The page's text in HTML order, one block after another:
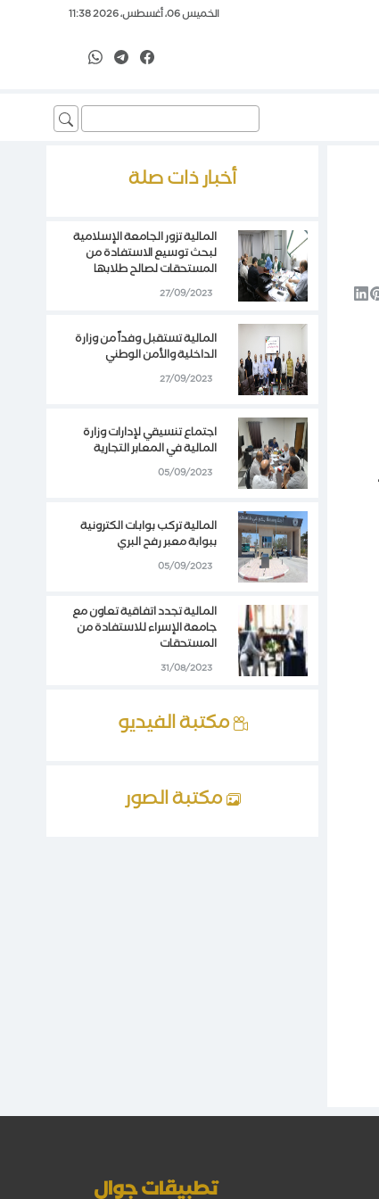
الخميس 06، أغسطس، 2026 11:38
Search
for:
أخبار ذات صلة
المالية تزور الجامعة الإسلامية
لبحث توسيع الاستفادة من
المستحقات لصالح طلابها
27/09/2023
المالية تستقبل وفداً من وزارة
الداخلية والأمن الوطني
27/09/2023
اجتماع تنسيقي لإدارات وزارة
المالية في المعابر التجارية
05/09/2023
المالية تركب بوابات الكترونية
ببوابة معبر رفح البري
05/09/2023
المالية تجدد اتفاقية تعاون مع
جامعة الإسراء للاستفادة من
المستحقات
31/08/2023
مكتبة الفيديو
مكتبة الصور
تطبيقات جوال